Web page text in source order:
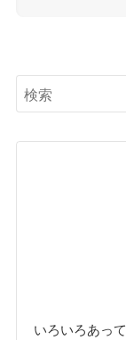
いろいろあっ